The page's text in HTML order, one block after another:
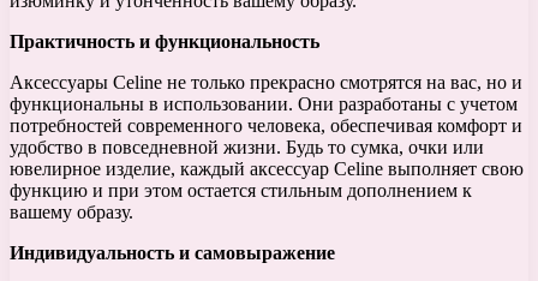
Практичность и функциональность
Аксессуары Celine не только прекрасно смотрятся на вас, но и
функциональны в использовании. Они разработаны с учетом
потребностей современного человека, обеспечивая комфорт и
удобство в повседневной жизни. Будь то сумка, очки или
ювелирное изделие, каждый аксессуар Celine выполняет свою
функцию и при этом остается стильным дополнением к
вашему образу.
Индивидуальность и самовыражение